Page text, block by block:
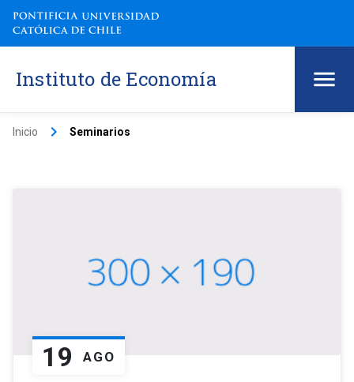
Instituto de Economía
Inicio keyboard_arrow_right Seminarios
19 AGO